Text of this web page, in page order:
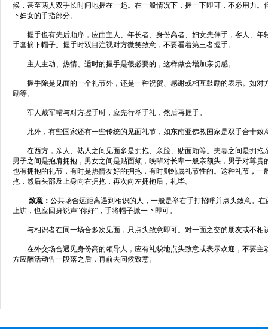
候，甚至两人双手长时间地握在一起。在一般情况下，握一下即可，不必用力
下妇女的手指部分。
握手也有先后顺序，应由主人、年长者、身份高者、妇女先伸手，客人、年
手套摘下帽子。握手时双目注视对方微笑致意，不要看着第三者握手。
主人主动、热情、适时的握手是很必要的，这样做会增加亲切感。
握手除是见面的一个礼节外，还是一种祝贺、感谢或相互鼓励的表示。如对
励等。
军人戴军帽与对方握手时，应先行举手礼，然后再握手。
此外，有些国家还有一些传统的见面礼节，如东南亚佛教国家是双手合十致
在西方，亲人、熟人之间见面多是拥抱、亲脸、贴面颊等。夫妻之间是拥抱
男子之间是抱肩拥抱，男女之间是贴面颊，晚辈对长辈一般亲额头，男子对尊
也有拥抱的礼节，有时是热情友好的拥抱，有时则纯属礼节性的。这种礼节，
抱，然后头部及上身向右拥抱，再次向左拥抱后，礼毕。
致意： 公共场合远距离遇到相识的人，一般是举右手打招呼并点头致意。
上讲，也应回身说声“你好”，手将帽子掀一下即可。
与相识者在同一场合多次见面，只点头致意即可。对一面之交的朋友或不相
在外交场合遇见身份高的领导人，应有礼貌地点头致意或表示欢迎，不要主
方应酬活动告一段落之后，再前去问候致意。